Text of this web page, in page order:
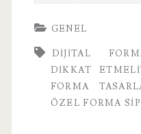
GENEL
DIJITAL
DIKKAT
FORMA
ÖZEL FORMA